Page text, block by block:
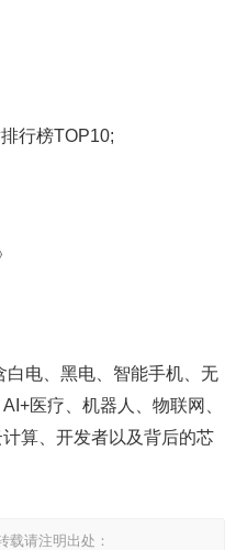
行榜TOP10;
白电、黑电、智能手机、无
医疗、机器人、物联网、
算、开发者以及背后的芯
载请注明出处：